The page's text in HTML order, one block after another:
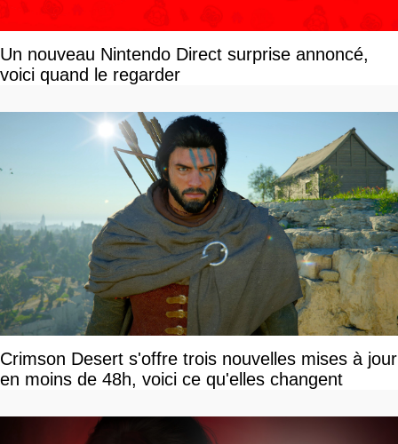
Un nouveau Nintendo Direct surprise annoncé,
voici quand le regarder
Crimson Desert s'offre trois nouvelles mises à jour
en moins de 48h, voici ce qu'elles changent